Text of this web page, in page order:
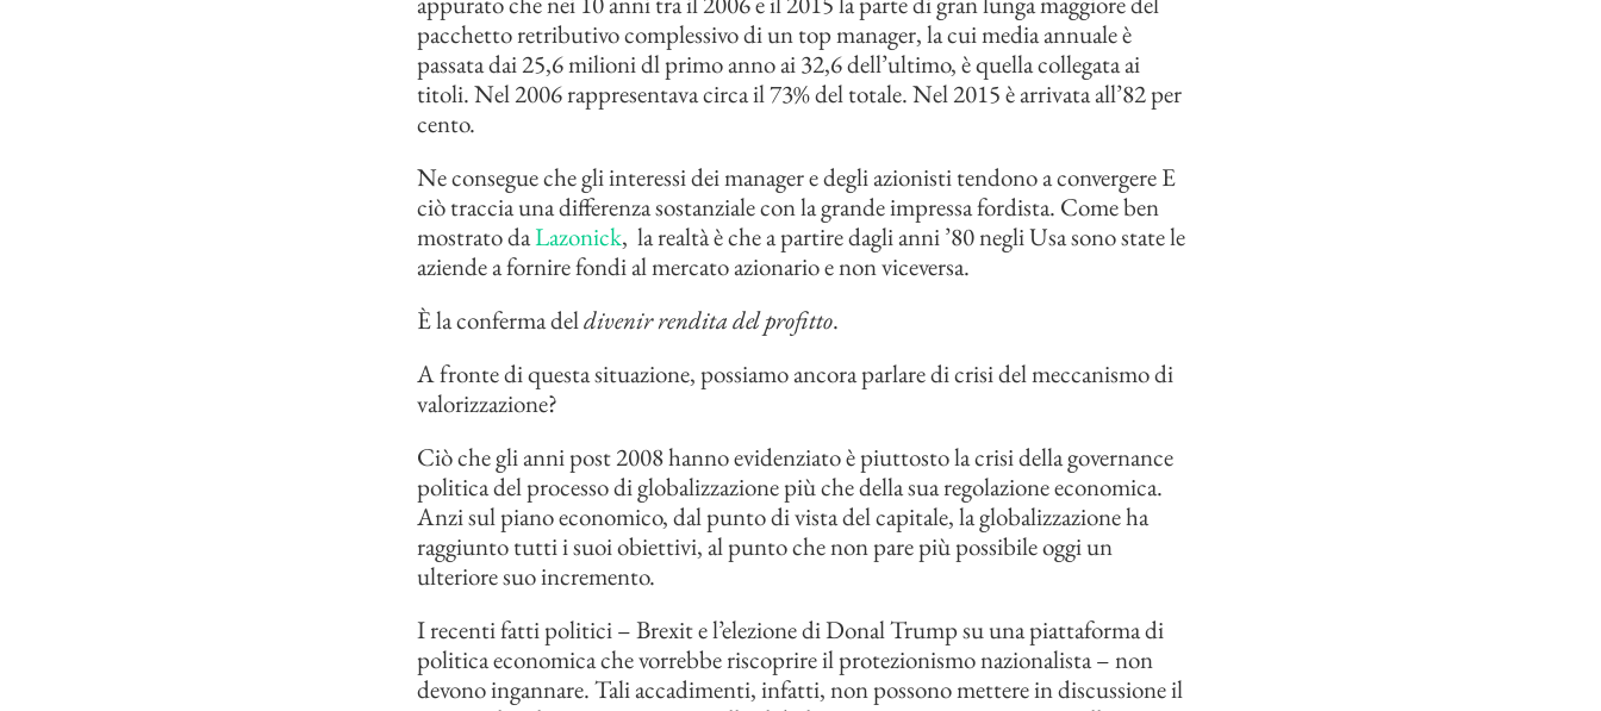
pacchetto retributivo complessivo di un top manager, la cui media annuale è
passata dai 25,6 milioni dl primo anno ai 32,6 dell’ultimo, è quella collegata ai
titoli. Nel 2006 rappresentava circa il 73% del totale. Nel 2015 è arrivata all’82 per
cento.
Ne consegue che gli interessi dei manager e degli azionisti tendono a convergere E
ciò traccia una differenza sostanziale con la grande impressa fordista. Come ben
mostrato daLazonick, la realtà è che a partire dagli anni ’80 negli Usa sono state le
aziende a fornire fondi al mercato azionario e non viceversa.
È la conferma deldivenir rendita del profitto.
A fronte di questa situazione, possiamo ancora parlare di crisi del meccanismo di
valorizzazione?
Ciò che gli anni post 2008 hanno evidenziato è piuttosto la crisi della governance
politica del processo di globalizzazione più che della sua regolazione economica.
Anzi sul piano economico, dal punto di vista del capitale, la globalizzazione ha
raggiunto tutti i suoi obiettivi, al punto che non pare più possibile oggi un
ulteriore suo incremento.
I recenti fatti politici – Brexit e l’elezione di Donal Trump su una piattaforma di
politica economica che vorrebbe riscoprire il protezionismo nazionalista – non
devono ingannare. Tali accadimenti, infatti, non possono mettere in discussione il